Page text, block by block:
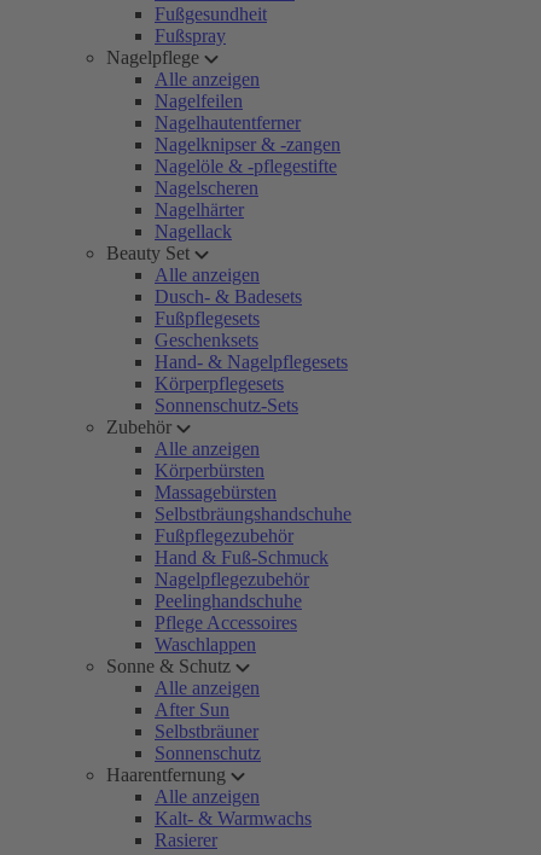
Fußgesundheit
Fußspray
Nagelpflege
Alle anzeigen
Nagelfeilen
Nagelhautentferner
Nagelknipser & -zangen
Nagelöle & -pflegestifte
Nagelscheren
Nagelhärter
Nagellack
Beauty Set
Alle anzeigen
Dusch- & Badesets
Fußpflegesets
Geschenksets
Hand- & Nagelpflegesets
Körperpflegesets
Sonnenschutz-Sets
Zubehör
Alle anzeigen
Körperbürsten
Massagebürsten
Selbstbräungshandschuhe
Fußpflegezubehör
Hand & Fuß-Schmuck
Nagelpflegezubehör
Peelinghandschuhe
Pflege Accessoires
Waschlappen
Sonne & Schutz
Alle anzeigen
After Sun
Selbstbräuner
Sonnenschutz
Haarentfernung
Alle anzeigen
Kalt- & Warmwachs
Rasierer